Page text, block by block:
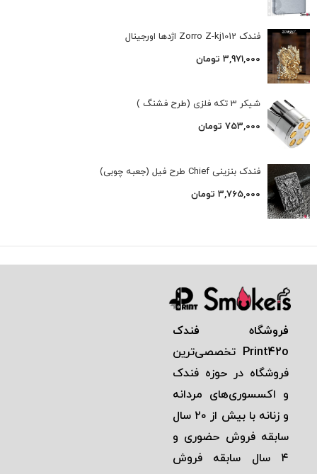
فندک Zorro Z-kj1012 اژدها اورجینال
3,971,000 تومان
شیکر 3 تکه فلزی (طرح فشنگ )
753,000 تومان
فندک بنزینی Chief طرح فیل (جعبه چوبی)
3,765,000 تومان
فروشگاه فندک
Print42o تخصصی‌ترين
فروشگاه در حوزه فندک
و اكسسوری‌های مردانه
و زنانه با بيش از ٢٠ سال
سابقه فروش حضوری و
٤ سال سابقه فروش